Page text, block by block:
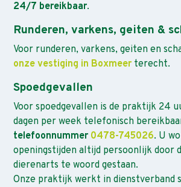
24/7 bereikbaar.
Runderen, varkens, geiten &
Voor runderen, varkens, geiten en
onze vestiging in Boxmeer terecht.
Spoedgevallen
Voor spoedgevallen is de praktijk 24
dagen per week telefonisch
telefoonnummer 0478-745026. U
openingstijden altijd persoonlijk door
dierenarts te woord gestaan.
Onze praktijk werkt in dienstverband